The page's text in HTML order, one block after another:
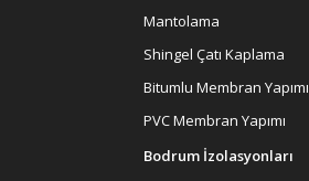
Mantolama
Shingel Çatı Kaplama
Bitumlu Membran Yapımı
PVC Membran Yapımı
Bodrum İzolasyonları